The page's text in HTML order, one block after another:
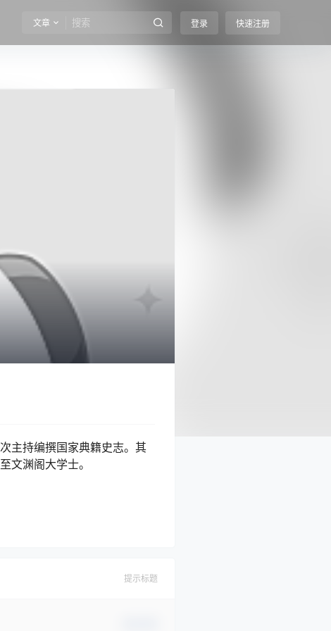
文章 登录 快速注册
主持编撰国家典籍史志。其
文渊阁大学士。
提示标题